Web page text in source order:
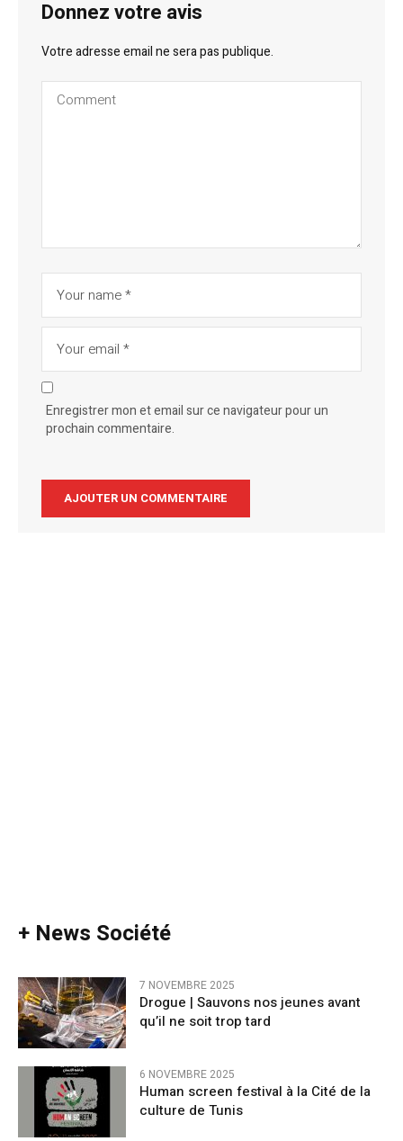
Donnez votre avis
Votre adresse email ne sera pas publique.
Enregistrer mon et email sur ce navigateur pour un
prochain commentaire.
+ News Société
7 NOVEMBRE 2025
Drogue | Sauvons nos jeunes avant
qu’il ne soit trop tard
6 NOVEMBRE 2025
Human screen festival à la Cité de la
culture de Tunis